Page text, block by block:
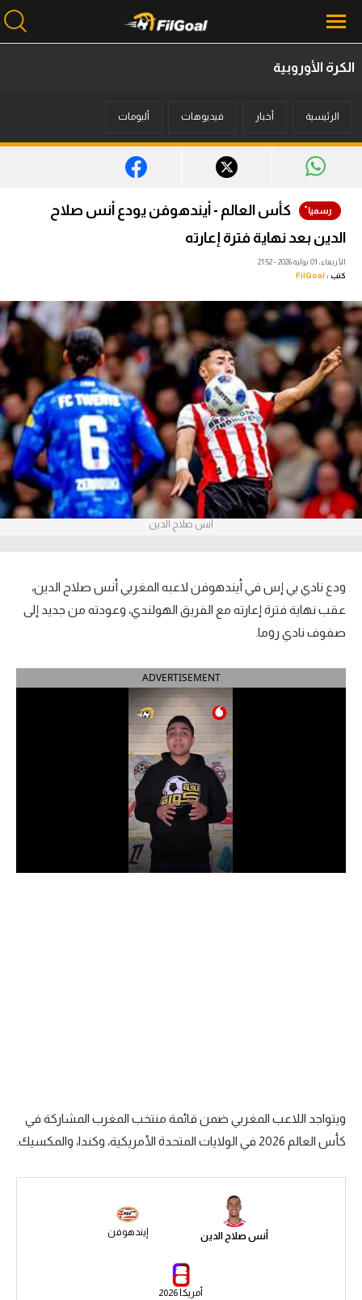
أخبار
ميركاتو
فانتازي في الجول
فيديوهات
عدسات
آراء حرة
ركن الألعاب
بطولات
أمريكا 2026
الدوري الإسباني
الدوري الإيطالي
الدوري السعودي للمحترفين
دوري أبطال إفريقيا
الدوري الإنجليزي
الكرة الأوروبية
الرئيسية أخبار فيديوهات ألبومات
كأس العالم - أيندهوفن يودع أنس صلاح
الدين بعد نهاية فترة إعارته
الأربعاء، 01 يوليه 2026 - 21:52
كتب : FilGoal
أنس صلاح الدين
ودع نادي بي إس في أيندهوفن لاعبه المغربي أنس صلاح الدين،
عقب نهاية فترة إعارته مع الفريق الهولندي، وعودته من جديد إلى
صفوف نادي روما.
ADVERTISEMENT
ويتواجد اللاعب المغربي ضمن قائمة منتخب المغرب المشاركة في
كأس العالم 2026 في الولايات المتحدة الأمريكية، وكندا، والمكسيك.
أنس صلاح الدين إيندهوفن
أمريكا 2026